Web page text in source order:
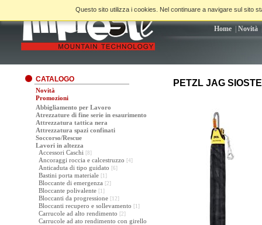
Questo sito utilizza i cookies. Nel continuare a navigare sul sito
Home Novità
CATALOGO
Novità
Promozioni
Abbigliamento per Lavoro
Atrezzature di fine serie in esaurimento
Attrezzatura tattica nera
Attrezzatura spazi confinati
Soccorso/Rescue
Lavori in altezza
Accessori Caschi [8]
Ancoraggi roccia e calcestruzzo [4]
Anticaduta di tipo guidato [6]
Bastini porta materiale [1]
Bloccante di emergenza [2]
Bloccante polivalente [1]
Bloccanti da progressione [12]
Bloccanti recupero e sollevamento [1]
Carrucole ad alto rendimento [2]
Carrucole ad ato rendimento con girello
PETZL JAG